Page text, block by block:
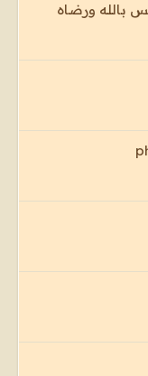
بالله ورضاه